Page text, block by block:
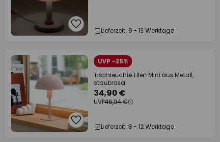
Lieferzeit: 9 - 13 Werktage
UVP -25%
Tischleuchte Ellen Mini aus Metall,
staubrosa
34,90 €
UVP46,94 €
Lieferzeit: 8 - 12 Werktage